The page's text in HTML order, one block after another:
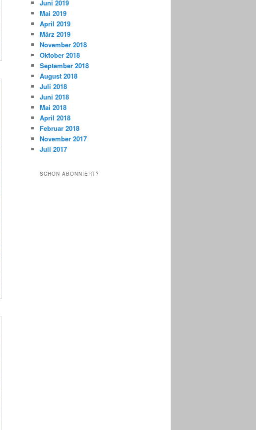
Juni 2019
Mai 2019
April 2019
März 2019
November 2018
Oktober 2018
September 2018
August 2018
Juli 2018
Juni 2018
Mai 2018
April 2018
Februar 2018
November 2017
Juli 2017
SCHON ABONNIERT?